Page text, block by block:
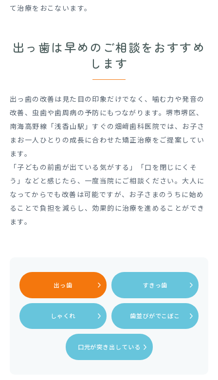
て治療をおこないます。
出っ歯は早めのご相談をおすすめ
します
出っ歯の改善は見た目の印象だけでなく、噛む力や発音の
改善、虫歯や歯周病の予防にもつながります。堺市堺区、
南海高野線「浅香山駅」すぐの畑﨑歯科医院では、お子さ
まお一人ひとりの成長に合わせた矯正治療をご提案してい
ます。
「子どもの前歯が出ている気がする」「口を閉じにくそ
う」などと感じたら、一度当院にご相談ください。大人に
なってからでも改善は可能ですが、お子さまのうちに始め
ることで負担を減らし、効果的に治療を進めることができ
ます。
出っ歯 すきっ歯
しゃくれ 歯並びがでこぼこ
口元が突き出している